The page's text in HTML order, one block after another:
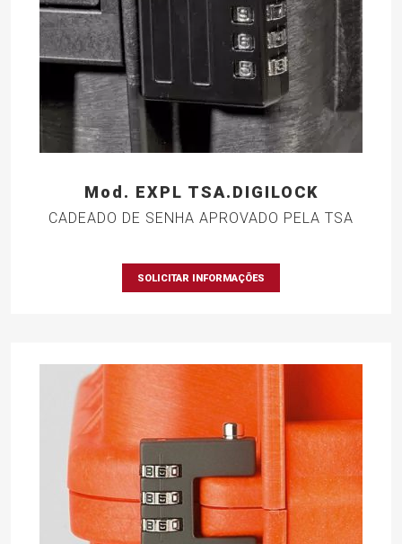
Mod. EXPL TSA.DIGILOCK
CADEADO DE SENHA APROVADO PELA TSA
SOLICITAR INFORMAÇÕES